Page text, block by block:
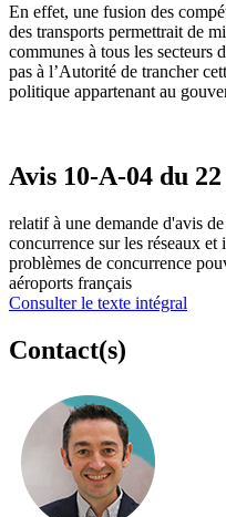
En effet, une fusion des
des transports permettrait de
communes à tous les secteurs
pas à l’Autorité de trancher
politique appartenant au
Avis 10-A-04 du
relatif à une demande d'avis
concurrence sur les réseaux
problèmes de concurrence
aéroports français
Consulter le texte intégral
Contact(s)